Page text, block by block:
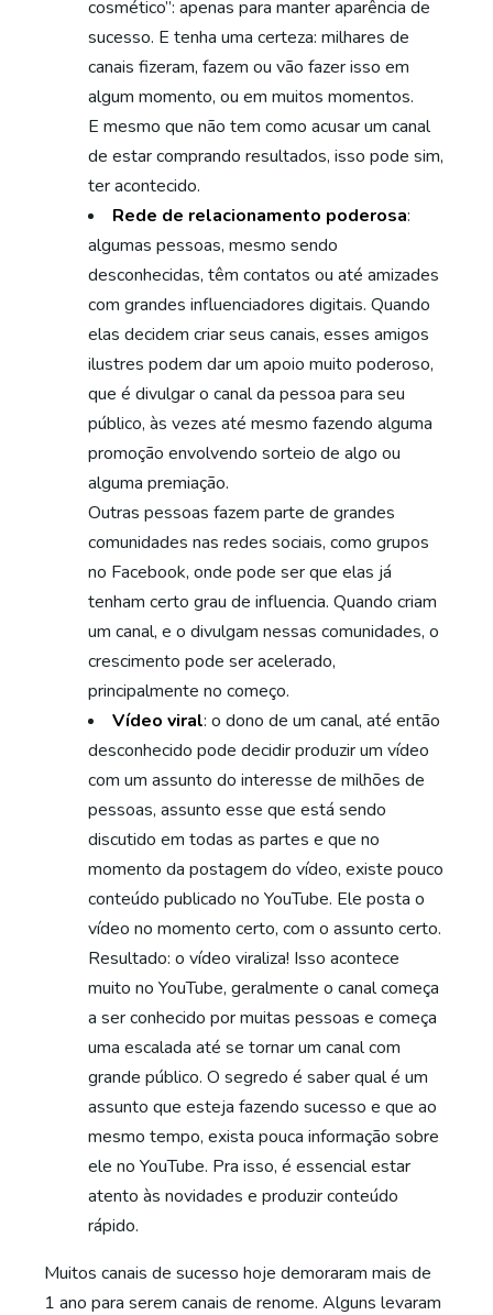
cosmético”: apenas para manter aparência de
sucesso. E tenha uma certeza: milhares de
canais fizeram, fazem ou vão fazer isso em
algum momento, ou em muitos momentos.
E mesmo que não tem como acusar um canal
de estar comprando resultados, isso pode sim,
ter acontecido.
Rede de relacionamento poderosa:
algumas pessoas, mesmo sendo
desconhecidas, têm contatos ou até amizades
com grandes influenciadores digitais. Quando
elas decidem criar seus canais, esses amigos
ilustres podem dar um apoio muito poderoso,
que é divulgar o canal da pessoa para seu
público, às vezes até mesmo fazendo alguma
promoção envolvendo sorteio de algo ou
alguma premiação.
Outras pessoas fazem parte de grandes
comunidades nas redes sociais, como grupos
no Facebook, onde pode ser que elas já
tenham certo grau de influencia. Quando criam
um canal, e o divulgam nessas comunidades, o
crescimento pode ser acelerado,
principalmente no começo.
Vídeo viral: o dono de um canal, até então
desconhecido pode decidir produzir um vídeo
com um assunto do interesse de milhões de
pessoas, assunto esse que está sendo
discutido em todas as partes e que no
momento da postagem do vídeo, existe pouco
conteúdo publicado no YouTube. Ele posta o
vídeo no momento certo, com o assunto certo.
Resultado: o vídeo viraliza! Isso acontece
muito no YouTube, geralmente o canal começa
a ser conhecido por muitas pessoas e começa
uma escalada até se tornar um canal com
grande público. O segredo é saber qual é um
assunto que esteja fazendo sucesso e que ao
mesmo tempo, exista pouca informação sobre
ele no YouTube. Pra isso, é essencial estar
atento às novidades e produzir conteúdo
rápido.
Muitos canais de sucesso hoje demoraram mais de
1 ano para serem canais de renome. Alguns levaram